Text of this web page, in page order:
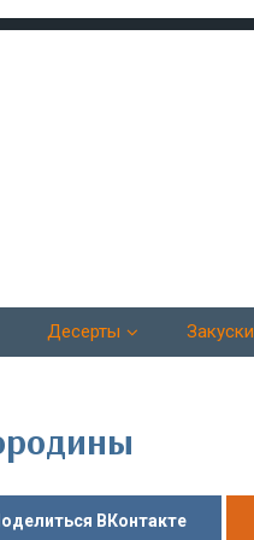
Десерты Закуски
ВКонтакте